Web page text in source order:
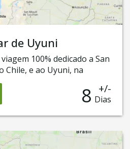
de Uyuni
100% dedicado a San
Chile, e ao Uyuni, na
a cidade de San
será possível conhecer o
como as famosas
nele, você vai cruzar
Salar de Uyuni
8 +/-
Dias